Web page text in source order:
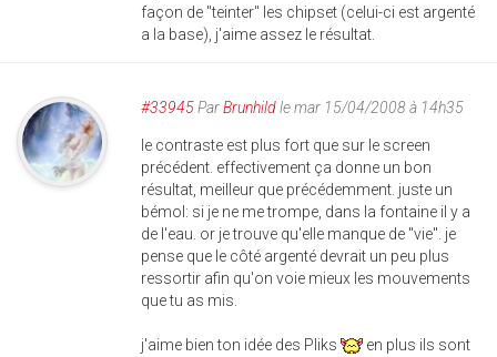
façon de "teinter" les chipset (celui-ci est argenté
a la base), j'aime assez le résultat.
#33945ParBrunhildle mar 15/04/2008 à 14h35
le contraste est plus fort que sur le screen
précédent. effectivement ça donne un bon
résultat, meilleur que précédemment. juste un
bémol: si je ne me trompe, dans la fontaine il y a
de l'eau. or je trouve qu'elle manque de "vie". je
pense que le côté argenté devrait un peu plus
ressortir afin qu'on voie mieux les mouvements
que tu as mis.
j'aime bien ton idée des Pliks
en plus ils sont